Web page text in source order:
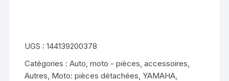
UGS :144139200378
Catégories :Auto, moto - pièces, accessoires,
Autres, Moto: pièces détachées, YAMAHA,